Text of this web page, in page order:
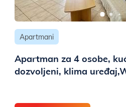
Apartmani
Apartman za 4 osobe,
dozvoljeni, klima